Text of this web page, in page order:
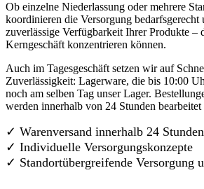
Ob einzelne Niederlassung oder mehrere
koordinieren die Versorgung bedarfsgerecht
zuverlässige Verfügbarkeit Ihrer Produkte –
Kerngeschäft konzentrieren können.
Auch im Tagesgeschäft setzen wir auf
Zuverlässigkeit: Lagerware, die bis 10:00
noch am selben Tag unser Lager.
werden innerhalb von 24 Stunden bearbeitet
✓ Warenversand innerhalb 24 Stunden
✓ Individuelle Versorgungskonzepte
✓ Standortübergreifende Versorgung